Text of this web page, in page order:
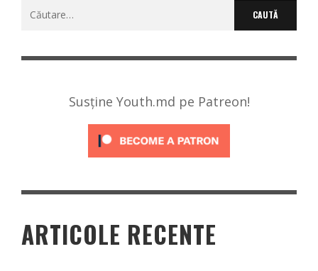
Caută
Susține Youth.md pe Patreon!
ARTICOLE RECENTE